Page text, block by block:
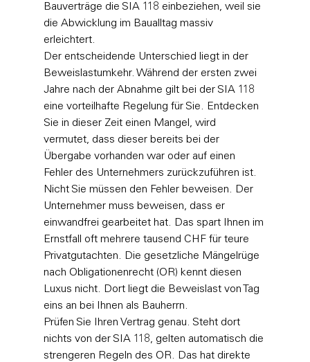
Bauverträge die SIA 118 einbeziehen, weil sie
die Abwicklung im Baualltag massiv
erleichtert.
Der entscheidende Unterschied liegt in der
Beweislastumkehr. Während der ersten zwei
Jahre nach der Abnahme gilt bei der SIA 118
eine vorteilhafte Regelung für Sie. Entdecken
Sie in dieser Zeit einen Mangel, wird
vermutet, dass dieser bereits bei der
Übergabe vorhanden war oder auf einen
Fehler des Unternehmers zurückzuführen ist.
Nicht Sie müssen den Fehler beweisen. Der
Unternehmer muss beweisen, dass er
einwandfrei gearbeitet hat. Das spart Ihnen im
Ernstfall oft mehrere tausend CHF für teure
Privatgutachten. Die gesetzliche Mängelrüge
nach Obligationenrecht (OR) kennt diesen
Luxus nicht. Dort liegt die Beweislast von Tag
eins an bei Ihnen als Bauherrn.
Prüfen Sie Ihren Vertrag genau. Steht dort
nichts von der SIA 118, gelten automatisch die
strengeren Regeln des OR. Das hat direkte